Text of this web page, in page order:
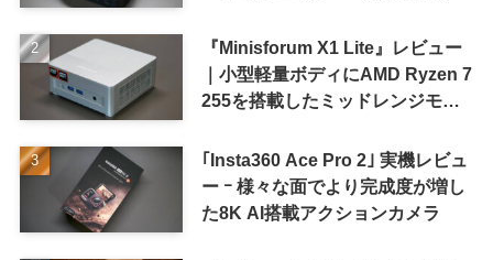
『Minisforum X1 Lite』レビュー
｜小型軽量ボディにAMD Ryzen 7
255を搭載したミッドレンジモデ
｢Insta360 Ace Pro 2｣ 実機レビュ
ー ｰ 様々な面でより完成度が増し
た8K AI搭載アクションカメラ